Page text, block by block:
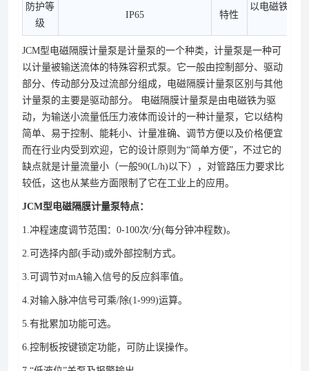
防护等
级
IP65 特性
以电磁铁为
JCM型电磁隔膜计量泵是计量泵的一个种类，计量泵是一种可
以计量被输送流体的特殊容积式泵。它一般由控制部分、驱动
部分、传动部分及过流部分组成，电磁隔膜计量泵区别与其他
计量泵的主要是驱动部分。 电磁隔膜计量泵是由电磁铁为驱
动，为输送小流量低压力液体而设计的一种计量泵，它以结构
简单、易于控制、能耗小、计量准确、调节方便以及价格便宜
而在行业内受到欢迎，它的设计原则为“简单方便”，不过它的
缺点就是计量流量小（一般90(L/h)以下），对管路压力要求比
较低，这也从某些方面限制了它在工业上的应用。
JCM型电磁隔膜计量泵特点：
1.冲程速度调节范围：0-100次/分(每分钟冲程数)。
2.可选择内部(手动)或外部控制方式。
3.可调节对mA输入信号的反应斜率值。
4.对输入脉冲信号可乘/除(1-999)运算。
5.有批累加功能可选。
6.控制板按键锁定功能，可防止误操作。